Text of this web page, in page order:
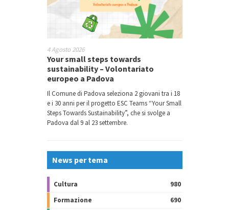
4 Agosto 2026
Your small steps towards
sustainability – Volontariato
europeo a Padova
Il Comune di Padova seleziona 2 giovani tra i 18
e i 30 anni per il progetto ESC Teams “Your Small
Steps Towards Sustainability”, che si svolge a
Padova dal 9 al 23 settembre.
News per tema
Cultura
980
Formazione
690